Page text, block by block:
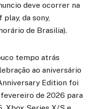
deve ocorrer na
da sony,
de Brasilia).
tempo atrás
ao aniversário
Edition foi
de 2026 para